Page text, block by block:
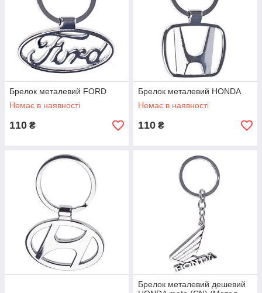
Брелок металевий FORD
Немає в наявності
110 ₴
Брелок металевий HONDA
Немає в наявності
110 ₴
Брелок металевий дешевий